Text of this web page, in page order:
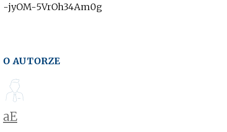
-jyOM-5VrOh34Am0g
O AUTORZE
aE